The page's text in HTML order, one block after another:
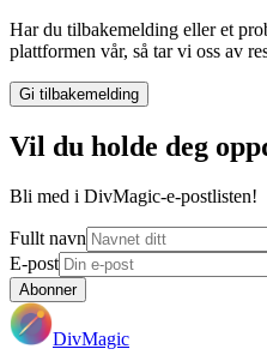
Har du tilbakemelding eller et
plattformen vår, så tar vi oss av
Gi tilbakemelding
Vil du holde deg
Bli med i DivMagic-e-postlisten!
Fullt navn
E-post
Abonner
DivMagic